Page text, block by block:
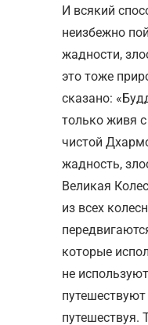
И всякий
неизбежно
жадности,
это тоже
сказано:
только живя
чистой
жадность,
Великая
из всех
которые
не
путешествуя.